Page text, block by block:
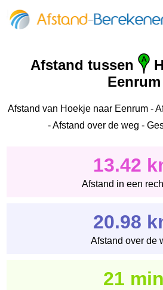
Afstand tussen
Eenrum
Afstand van Hoekje naar Eenrum -
- Afstand over de weg -
13.42
Afstand in een
20.98
Afstand over de
21 min